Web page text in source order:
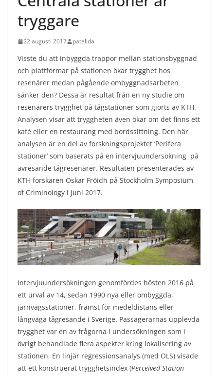
tryggare
22 augusti 2017 patelida
Visste du att inbyggda trappor mellan stationsbyggnad
och plattformar på stationen ökar trygghet hos
resenärer medan pågående ombyggnadsarbeten
sänker den? Dessa är resultat från en ny studie om
resenärers trygghet på tågstationer som gjorts av KTH.
Analysen visar att tryggheten även ökar om det finns ett
kafé eller en restaurang med bordssittning. Den här
analysen är en del av forskningsprojektet ’Perifera
stationer’ som baserats på en intervjuundersökning på
avresande tågresenärer. Resultaten presenterades av
KTH forskaren Oskar Fröidh på Stockholm Symposium
of Criminology i Juni 2017.
Intervjuundersökningen genomfördes hösten 2016 på
ett urval av 14, sedan 1990 nya eller ombyggda,
järnvägsstationer, främst för medeldistans eller
långväga tågresande i Sverige. Passagerarnas upplevda
trygghet var en av frågorna i undersökningen som i
övrigt behandlade flera aspekter kring lokalisering av
stationen. En linjär regressionsanalys (med OLS) visade
att ett konstruerat trygghetsindex (Perceived Station